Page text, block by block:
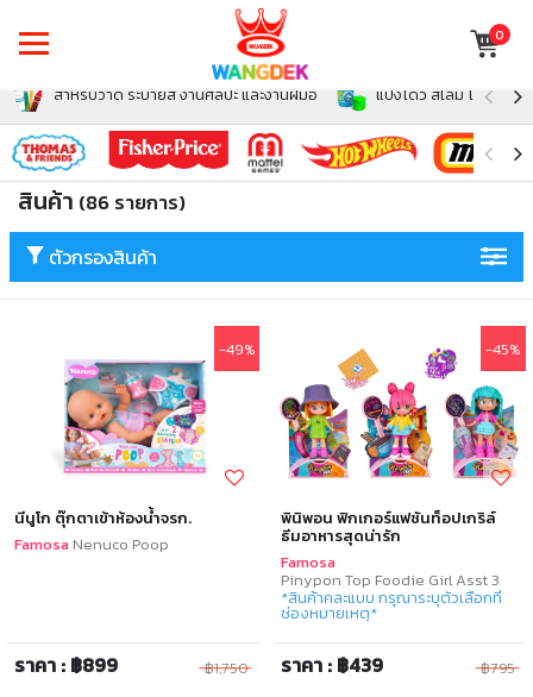
0
สำหรับวาด ระบายสี งานศิลปะ และงานฝีมือ แป้งโดว์ สไลม์ โฟม สำห
สินค้า (86 รายการ)
ตัวกรองสินค้า
-49%
นีนูโก ตุ๊กตาเข้าห้องน้ำจรก.
Famosa Nenuco Poop
ราคา : ฿899 ฿1,750
-45%
พินิพอน ฟิกเกอร์แฟชันท็อปเกริล์
ธีมอาหารสุดน่ารัก
Famosa
Pinypon Top Foodie Girl Asst 3
*สินค้าคละแบบ กรุณาระบุตัวเลือกที่
ช่องหมายเหตุ*
ราคา : ฿439 ฿795